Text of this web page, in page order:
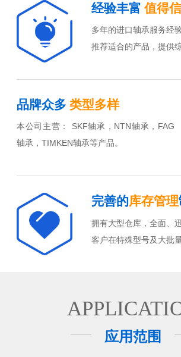
经验丰富值得
多年的进口轴承服务经
推荐适合的产品，提供
品牌众多 类型多样
本公司主营： SKF轴承，NTN轴承，FAG
轴承，TIMKEN轴承等产品。
完善的库存管理
拥有大型仓库，全面、
客户在特殊型号及大批
应用范围